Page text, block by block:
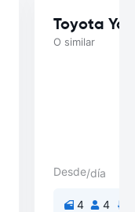
Toyota
O similar
Desde/día
4 4